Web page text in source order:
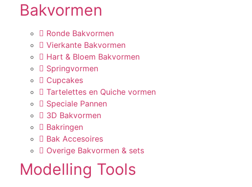
Bakvormen
Ronde Bakvormen
Vierkante Bakvormen
Hart & Bloem Bakvormen
Springvormen
Cupcakes
Tartelettes en Quiche vormen
Speciale Pannen
3D Bakvormen
Bakringen
Bak Accesoires
Overige Bakvormen & sets
Modelling Tools